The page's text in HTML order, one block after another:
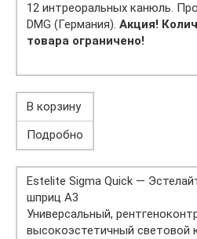
12 интреоральных канюль.
DMG (Германия). Акция!
товара ограничено!
В корзину
Подробно
Estelite Sigma Quick —
шприц A3
Универсальный,
высокоэстетичный световой